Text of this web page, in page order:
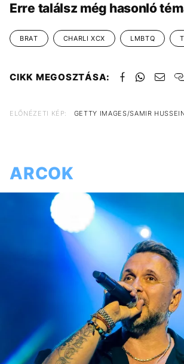
Erre találsz még hasonló
BRAT CHARLI XCX LMBTQ
CIKK MEGOSZTÁSA:
ELŐNÉZETI KÉP: GETTY IMAGES/SAMIR
ARCOK